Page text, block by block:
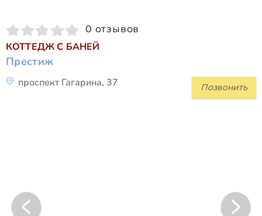
0 отзывов
КОТТЕДЖ С БАНЕЙ
Престиж
Позвонить
проспект Гагарина, 37